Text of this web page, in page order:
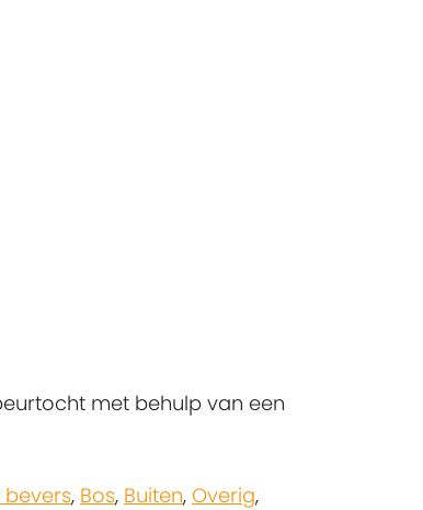
met behulp van een
bevers, Bos, Buiten, Overig,